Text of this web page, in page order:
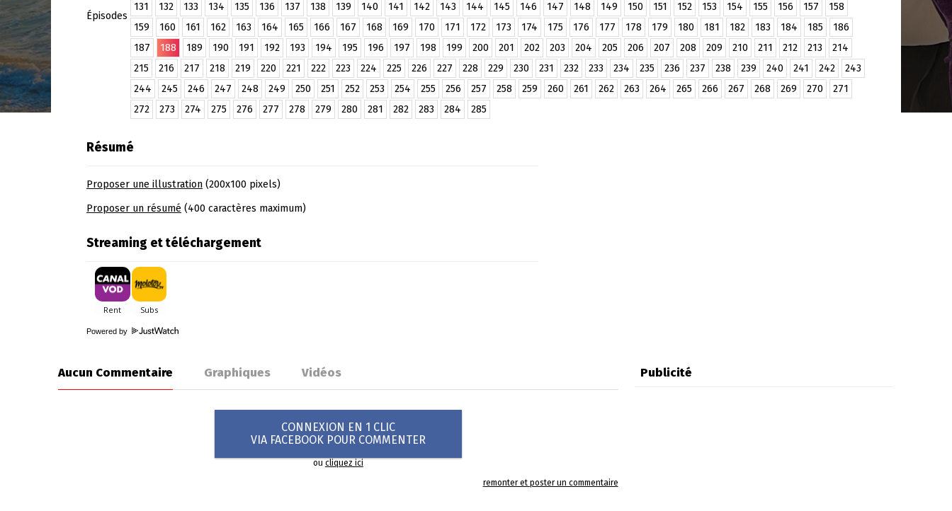
Épisodes
131
132 133 134 135 136 137 138 139 140 141 142 143 144 145 146 147 148 149 150 151 152 153 154 155 156 157
158
159
160 161 162 163 164 165 166 167 168 169 170 171 172 173 174 175 176 177 178 179 180 181 182 183 184 185
186
187
188 189 190 191 192 193 194 195 196 197 198 199 200 201 202 203 204 205 206 207 208 209 210 211 212 213
214
215
216 217 218 219 220 221 222 223 224 225 226 227 228 229 230 231 232 233 234 235 236 237 238 239 240 241 242
243
244
245 246 247 248 249 250 251 252 253 254 255 256 257 258 259 260 261 262 263 264 265 266 267 268 269 270
271
272
273 274 275 276 277 278 279 280 281 282 283 284 285
Résumé
Proposer une illustration (200x100 pixels)
Proposer un résumé (400 caractères maximum)
Streaming et téléchargement
Powered by
Aucun Commentaire Graphiques Vidéos
CONNEXION EN 1 CLIC
VIA FACEBOOK POUR COMMENTER
oucliquez ici
remonter et poster un commentaire
Publicité